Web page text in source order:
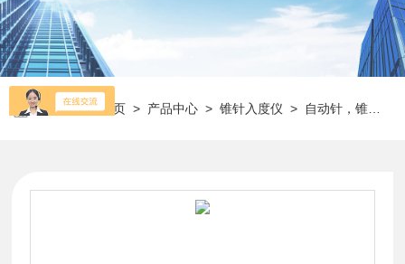
当前位置：首页 > 产品中心 >锥针入度仪 > 自动针，锥入度仪